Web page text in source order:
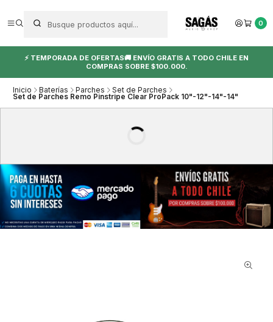
0
⚡ TEMPORADA DE OFERTAS🚚 ENVÍO GRATIS A TODO CHILE EN
COMPRAS SOBRE $100.000.
Inicio Baterías Parches Set de Parches
Set de Parches Remo Pinstripe Clear ProPack 10"-12"-14"-14"